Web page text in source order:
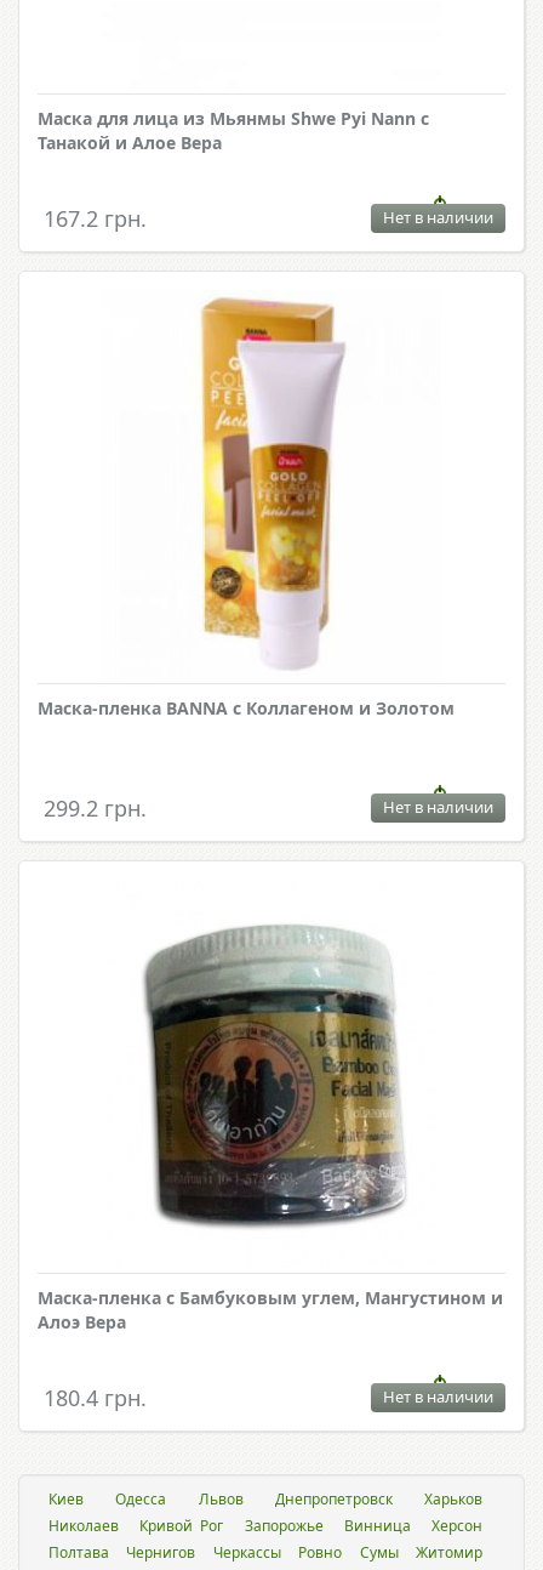
Маска для лица из Мьянмы Shwe Pyi Nann с
Танакой и Алое Вера
167.2 грн. Нет в наличии
Маска-пленка BANNA с Коллагеном и Золотом
299.2 грн. Нет в наличии
Маска-пленка с Бамбуковым углем, Мангустином и
Алоэ Вера
180.4 грн. Нет в наличии
Киев Одесса Львов Днепропетровск
Харьков
Николаев
Кривой Рог Запорожье Винница
Херсон
Полтава
Чернигов Черкассы Ровно Сумы
Житомир